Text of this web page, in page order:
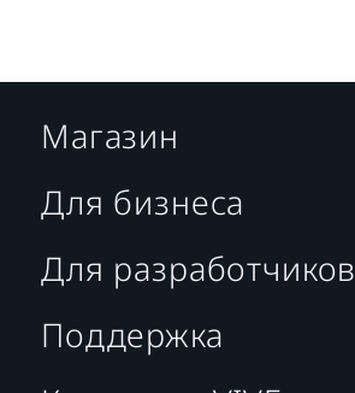
Магазин
Для бизнеса
Для разработчиков
Поддержка